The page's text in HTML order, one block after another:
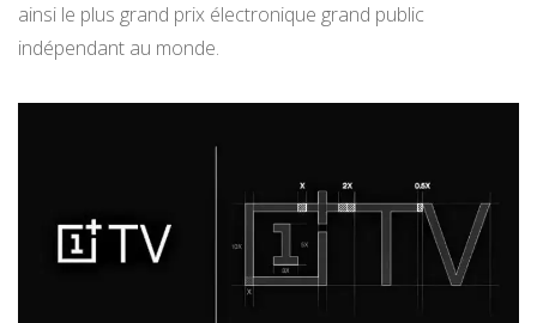
ainsi le plus grand prix électronique grand public
indépendant au monde.